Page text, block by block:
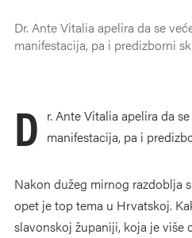
Dr. Ante Vitalia apelira da se
manifestacija, pa i predizborni
D r. Ante Vitalia apelira da
manifestacija, pa i
Nakon dužeg mirnog razdoblja
opet je top tema u Hrvatskoj.
slavonskoj županiji, koja je više